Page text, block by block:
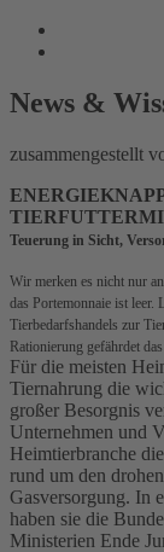
News &
zusammengestellt
Teuerung in Sicht,
Wir merken es nicht nur
das Portemonnaie ist leer.
Tierbedarfshandels zur
Rationierung gefährdet
Für die meisten
Tiernahrung die
großer Besorgnis
Unternehmen und
Heimtierbranche
rund um den
Gasversorgung. In
haben sie die
Ministerien Ende